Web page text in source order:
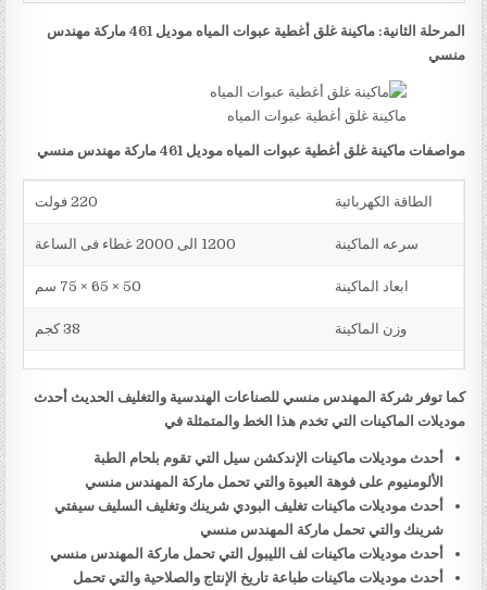
المرحلة الثانية: ماكينة غلق أغطية عبوات المياه موديل 461 ماركة مهندس
منسي
ماكينة غلق أغطية عبوات المياه
مواصفات ماكينة غلق أغطية عبوات المياه موديل 461 ماركة مهندس منسي
الطاقة الكهربائية 220 فولت
سرعه الماكينة 1200 الى 2000 غطاء فى الساعة
ابعاد الماكينة 50 × 65 × 75 سم
وزن الماكينة 38 كجم
كما توفر شركة المهندس منسي للصناعات الهندسية والتغليف الحديث أحدث
موديلات الماكينات التي تخدم هذا الخط والمتمثلة في
أحدث موديلات ماكينات الإندكشن سيل التي تقوم بلحام الطبة
الألومنيوم على فوهة العبوة والتي تحمل ماركة المهندس منسي
أحدث موديلات ماكينات تغليف البودي شرينك وتغليف السليف سيفتي
شرينك والتي تحمل ماركة المهندس منسي
أحدث موديلات ماكينات لف الليبول التي تحمل ماركة المهندس منسي
أحدث موديلات ماكينات طباعة تاريخ الإنتاج والصلاحية والتي تحمل